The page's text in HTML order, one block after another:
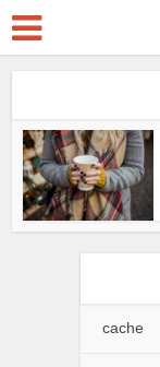
cache